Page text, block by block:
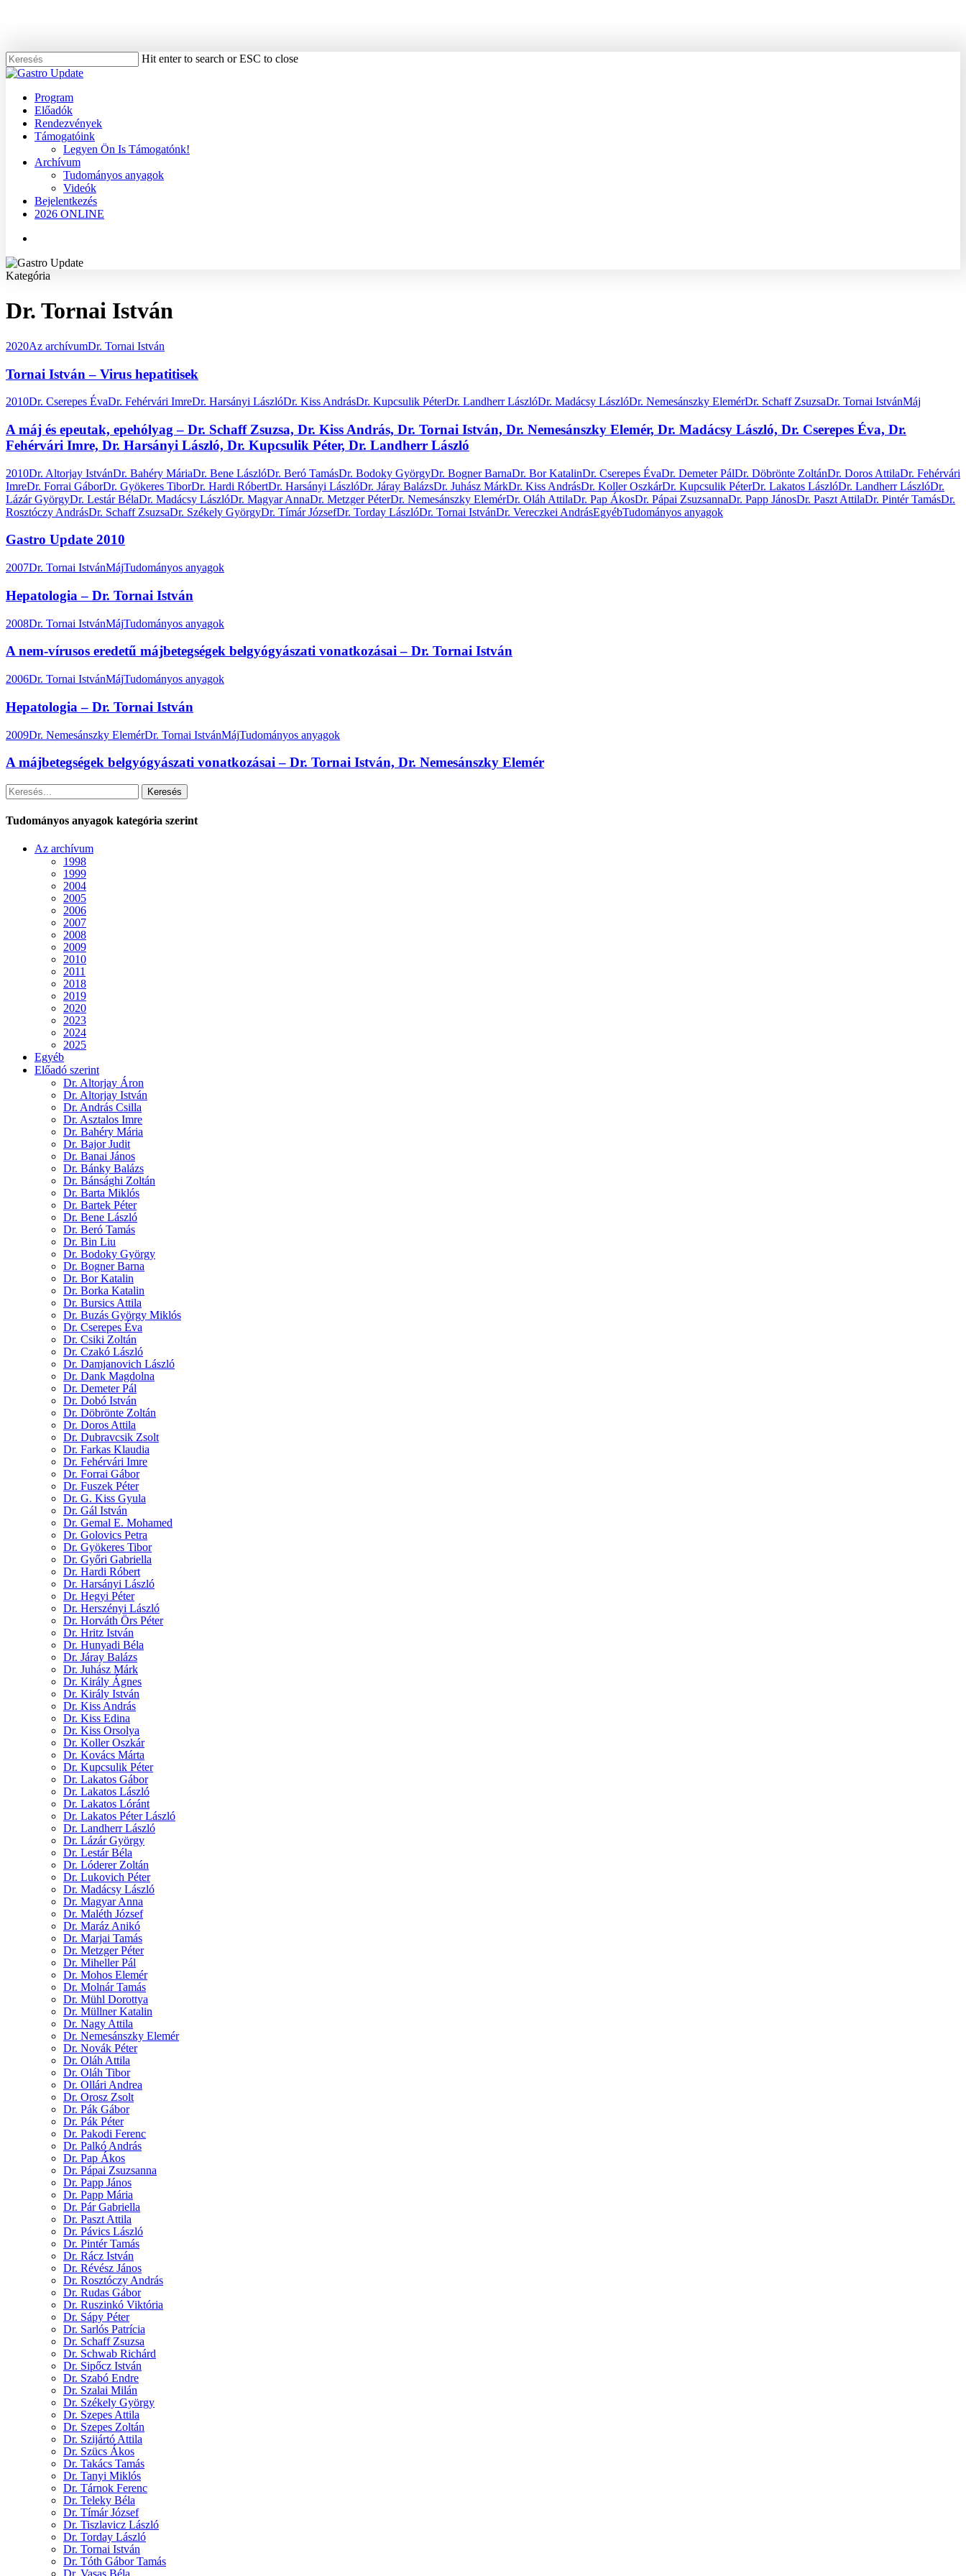
content
Hit enter to search or ESC to close
Close
Menu
Program
Előadók
Rendezvények
Támogatóink
Legyen Ön Is Támogatónk!
Archívum
Tudományos anyagok
Videók
Bejelentkezés
2026 ONLINE
Kategória
Dr. Tornai István
2020Az archívumDr. Tornai István
Tornai István – Virus hepatitisek
2010Dr. Cserepes ÉvaDr. Fehérvári ImreDr. Harsányi LászlóDr. Kiss AndrásDr. Kupcsulik PéterDr. Landherr LászlóDr. Madácsy LászlóDr. Nemesánszky ElemérDr. Schaff ZsuzsaDr. Tornai IstvánMáj
A máj és epeutak, epehólyag – Dr. Schaff Zsuzsa, Dr. Kiss András, Dr. Tornai István, Dr. Nemesánszky Elemér, Dr. Madácsy László, Dr. Cserepes Éva, Dr.
Fehérvári Imre, Dr. Harsányi László, Dr. Kupcsulik Péter, Dr. Landherr László
2010Dr. Altorjay IstvánDr. Bahéry MáriaDr. Bene LászlóDr. Beró TamásDr. Bodoky GyörgyDr. Bogner BarnaDr. Bor KatalinDr. Cserepes ÉvaDr. Demeter PálDr. Döbrönte ZoltánDr. Doros AttilaDr. Fehérvári
ImreDr. Forrai GáborDr. Gyökeres TiborDr. Hardi RóbertDr. Harsányi LászlóDr. Járay BalázsDr. Juhász MárkDr. Kiss AndrásDr. Koller OszkárDr. Kupcsulik PéterDr. Lakatos LászlóDr. Landherr LászlóDr.
Lázár GyörgyDr. Lestár BélaDr. Madácsy LászlóDr. Magyar AnnaDr. Metzger PéterDr. Nemesánszky ElemérDr. Oláh AttilaDr. Pap ÁkosDr. Pápai ZsuzsannaDr. Papp JánosDr. Paszt AttilaDr. Pintér TamásDr.
Rosztóczy AndrásDr. Schaff ZsuzsaDr. Székely GyörgyDr. Tímár JózsefDr. Torday LászlóDr. Tornai IstvánDr. Vereczkei AndrásEgyébTudományos anyagok
Gastro Update 2010
2007Dr. Tornai IstvánMájTudományos anyagok
Hepatologia – Dr. Tornai István
2008Dr. Tornai IstvánMájTudományos anyagok
A nem-vírusos eredetű májbetegségek belgyógyászati vonatkozásai – Dr. Tornai István
2006Dr. Tornai IstvánMájTudományos anyagok
Hepatologia – Dr. Tornai István
2009Dr. Nemesánszky ElemérDr. Tornai IstvánMájTudományos anyagok
A májbetegségek belgyógyászati vonatkozásai – Dr. Tornai István, Dr. Nemesánszky Elemér
Keresés
Tudományos anyagok kategória szerint
Az archívum
1998
1999
2004
2005
2006
2007
2008
2009
2010
2011
2018
2019
2020
2023
2024
2025
Egyéb
Előadó szerint
Dr. Altorjay Áron
Dr. Altorjay István
Dr. András Csilla
Dr. Asztalos Imre
Dr. Bahéry Mária
Dr. Bajor Judit
Dr. Banai János
Dr. Bánky Balázs
Dr. Bánsághi Zoltán
Dr. Barta Miklós
Dr. Bartek Péter
Dr. Bene László
Dr. Beró Tamás
Dr. Bin Liu
Dr. Bodoky György
Dr. Bogner Barna
Dr. Bor Katalin
Dr. Borka Katalin
Dr. Bursics Attila
Dr. Buzás György Miklós
Dr. Cserepes Éva
Dr. Csiki Zoltán
Dr. Czakó László
Dr. Damjanovich László
Dr. Dank Magdolna
Dr. Demeter Pál
Dr. Dobó István
Dr. Döbrönte Zoltán
Dr. Doros Attila
Dr. Dubravcsik Zsolt
Dr. Farkas Klaudia
Dr. Fehérvári Imre
Dr. Forrai Gábor
Dr. Fuszek Péter
Dr. G. Kiss Gyula
Dr. Gál István
Dr. Gemal E. Mohamed
Dr. Golovics Petra
Dr. Gyökeres Tibor
Dr. Győri Gabriella
Dr. Hardi Róbert
Dr. Harsányi László
Dr. Hegyi Péter
Dr. Herszényi László
Dr. Horváth Örs Péter
Dr. Hritz István
Dr. Hunyadi Béla
Dr. Járay Balázs
Dr. Juhász Márk
Dr. Király Ágnes
Dr. Király István
Dr. Kiss András
Dr. Kiss Edina
Dr. Kiss Orsolya
Dr. Koller Oszkár
Dr. Kovács Márta
Dr. Kupcsulik Péter
Dr. Lakatos Gábor
Dr. Lakatos László
Dr. Lakatos Lóránt
Dr. Lakatos Péter László
Dr. Landherr László
Dr. Lázár György
Dr. Lestár Béla
Dr. Lóderer Zoltán
Dr. Lukovich Péter
Dr. Madácsy László
Dr. Magyar Anna
Dr. Maléth József
Dr. Maráz Anikó
Dr. Marjai Tamás
Dr. Metzger Péter
Dr. Miheller Pál
Dr. Mohos Elemér
Dr. Molnár Tamás
Dr. Mühl Dorottya
Dr. Müllner Katalin
Dr. Nagy Attila
Dr. Nemesánszky Elemér
Dr. Novák Péter
Dr. Oláh Attila
Dr. Oláh Tibor
Dr. Ollári Andrea
Dr. Orosz Zsolt
Dr. Pák Gábor
Dr. Pák Péter
Dr. Pakodi Ferenc
Dr. Palkó András
Dr. Pap Ákos
Dr. Pápai Zsuzsanna
Dr. Papp János
Dr. Papp Mária
Dr. Pár Gabriella
Dr. Paszt Attila
Dr. Pávics László
Dr. Pintér Tamás
Dr. Rácz István
Dr. Révész János
Dr. Rosztóczy András
Dr. Rudas Gábor
Dr. Ruszinkó Viktória
Dr. Sápy Péter
Dr. Sarlós Patrícia
Dr. Schaff Zsuzsa
Dr. Schwab Richárd
Dr. Sipőcz István
Dr. Szabó Endre
Dr. Szalai Milán
Dr. Székely György
Dr. Szepes Attila
Dr. Szepes Zoltán
Dr. Szijártó Attila
Dr. Szücs Ákos
Dr. Takács Tamás
Dr. Tanyi Miklós
Dr. Tárnok Ferenc
Dr. Teleky Béla
Dr. Tímár József
Dr. Tiszlavicz László
Dr. Torday László
Dr. Tornai István
Dr. Tóth Gábor Tamás